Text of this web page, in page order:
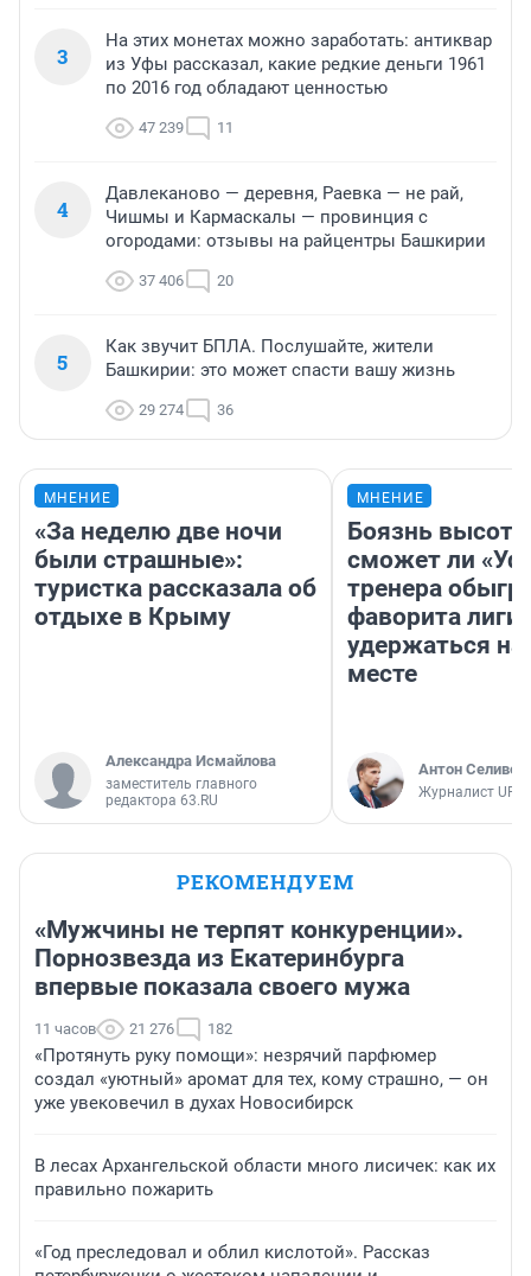
3
На этих монетах можно заработать: антиквар
из Уфы рассказал, какие редкие деньги 1961
по 2016 год обладают ценностью
47 239 11
4
Давлеканово — деревня, Раевка — не рай,
Чишмы и Кармаскалы — провинция с
огородами: отзывы на райцентры Башкирии
37 406 20
5
Как звучит БПЛА. Послушайте, жители
Башкирии: это может спасти вашу жизнь
29 274 36
МНЕНИЕ
«За неделю две ночи
были страшные»:
туристка рассказала об
отдыхе в Крыму
Александра Исмайлова
заместитель главного
редактора 63.RU
МНЕНИЕ
Боязнь
сможет ли
тренера
фаворита лиги
удержаться
месте
Антон
Журналист
РЕКОМЕНДУЕМ
«Мужчины не терпят конкуренции».
Порнозвезда из Екатеринбурга
впервые показала своего мужа
11 часов 21 276 182
«Протянуть руку помощи»: незрячий парфюмер
создал «уютный» аромат для тех, кому страшно, — он
уже увековечил в духах Новосибирск
В лесах Архангельской области много лисичек: как их
правильно пожарить
«Год преследовал и облил кислотой». Рассказ